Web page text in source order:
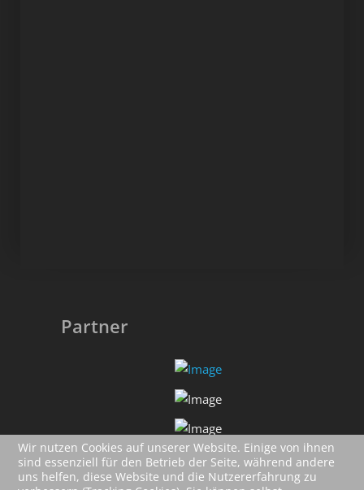
Partner
Wir nutzen Cookies auf unserer Website. Einige von ihnen
sind essenziell für den Betrieb der Seite, während andere
uns helfen, diese Website und die Nutzererfahrung zu